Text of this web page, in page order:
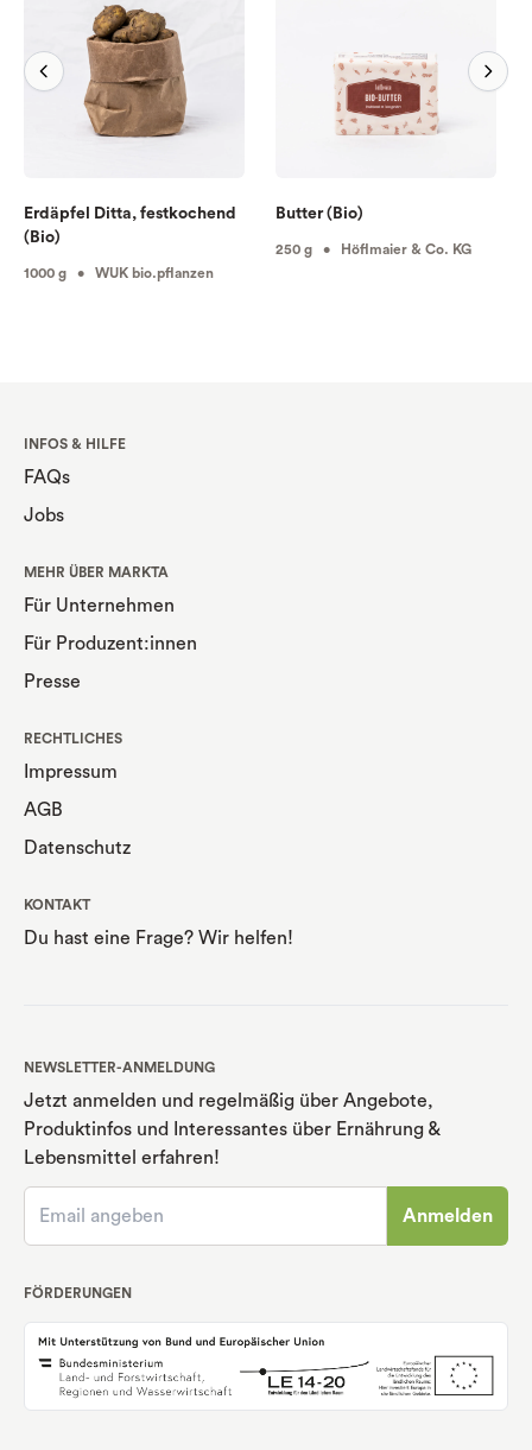
Erdäpfel Ditta, festkochend
(Bio)
1000 g • WUK bio.pflanzen
Butter (Bio)
250 g • Höflmaier & Co. KG
INFOS & HILFE
FAQs
Jobs
MEHR ÜBER MARKTA
Für Unternehmen
Für Produzent:innen
Presse
RECHTLICHES
Impressum
AGB
Datenschutz
KONTAKT
Du hast eine Frage? Wir helfen!
NEWSLETTER-ANMELDUNG
Jetzt anmelden und regelmäßig über Angebote,
Produktinfos und Interessantes über Ernährung &
Lebensmittel erfahren!
Anmelden
FÖRDERUNGEN